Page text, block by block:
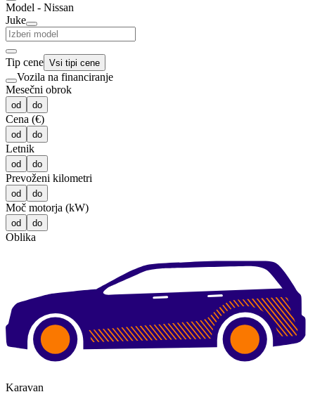
Model - Nissan
Juke
Tip cene Vsi tipi cene
Vozila na financiranje
Mesečni obrok
od do
Cena (€)
od do
Letnik
od do
Prevoženi kilometri
od do
Moč motorja (kW)
od do
Oblika
Karavan